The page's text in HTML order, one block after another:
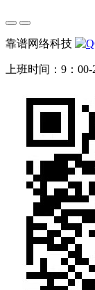
靠谱网络科技
上班时间：9：